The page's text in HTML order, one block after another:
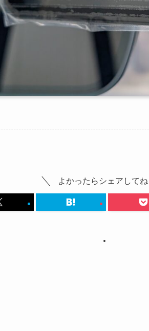
よかったらシェアしてね